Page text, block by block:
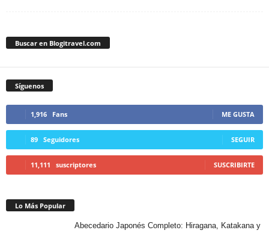
Buscar en Blogitravel.com
Síguenos
1,916 Fans ME GUSTA
89 Seguidores SEGUIR
11,111 suscriptores SUSCRIBIRTE
Lo Más Popular
Abecedario Japonés Completo: Hiragana, Katakana y